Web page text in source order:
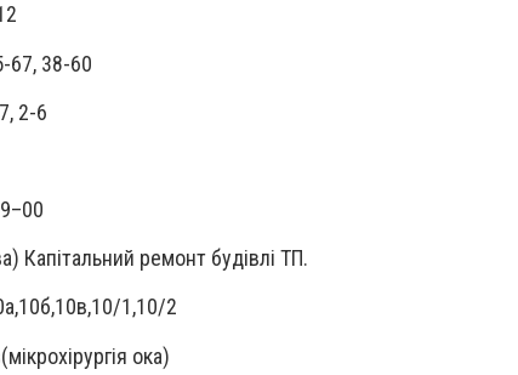
67, 38-60
2-6
Капітальний ремонт будівлі ТП.
1,10/2
ока)